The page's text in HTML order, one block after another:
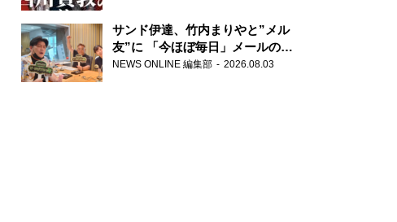
サンド伊達、竹内まりやと”メル
友”に 「今ほぼ毎日」メールのや
り取り明かす
NEWS ONLINE 編集部 2026.08.03